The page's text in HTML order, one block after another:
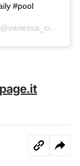
#pool
on